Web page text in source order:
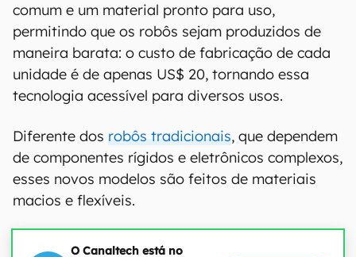
comum e um material pronto para uso,
permitindo que os robôs sejam produzidos de
maneira barata: o custo de fabricação de cada
unidade é de apenas US$ 20, tornando essa
tecnologia acessível para diversos usos.
Diferente dos robôs tradicionais, que dependem
de componentes rígidos e eletrônicos complexos,
esses novos modelos são feitos de materiais
macios e flexíveis.
O Canaltech está no